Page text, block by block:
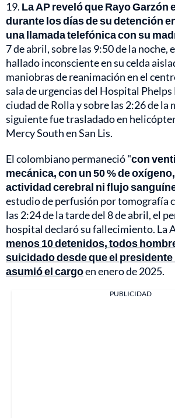
19. La AP reveló que Rayo Garzón
durante los días de su detención
una llamada telefónica con su
7 de abril, sobre las 9:50 de la noche,
hallado inconsciente en su celda
maniobras de reanimación en el
sala de urgencias del Hospital
ciudad de Rolla y sobre las 2:26 de la
siguiente fue trasladado en
Mercy South en San Lis.
El colombiano permaneció "con
mecánica, con un 50 % de
actividad cerebral ni flujo
estudio de perfusión por tomografía
las 2:24 de la tarde del 8 de abril, el
hospital declaró su fallecimiento. La
menos 10 detenidos, todos
suicidado desde que el
asumió el cargoen enero de 2025.
PUBLICIDAD